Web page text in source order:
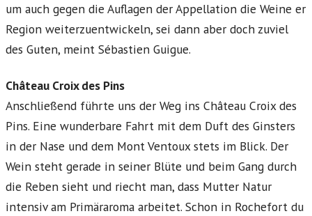
um auch gegen die Auflagen der Appellation die Weine er
Region weiterzuentwickeln, sei dann aber doch zuviel
des Guten, meint Sébastien Guigue.
Château Croix des Pins
Anschließend führte uns der Weg ins Château Croix des
Pins. Eine wunderbare Fahrt mit dem Duft des Ginsters
in der Nase und dem Mont Ventoux stets im Blick. Der
Wein steht gerade in seiner Blüte und beim Gang durch
die Reben sieht und riecht man, dass Mutter Natur
intensiv am Primäraroma arbeitet. Schon in Rochefort du